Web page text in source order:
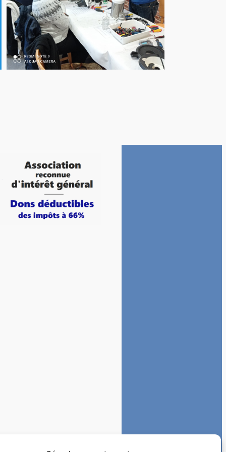
Office 365 Outlook Live